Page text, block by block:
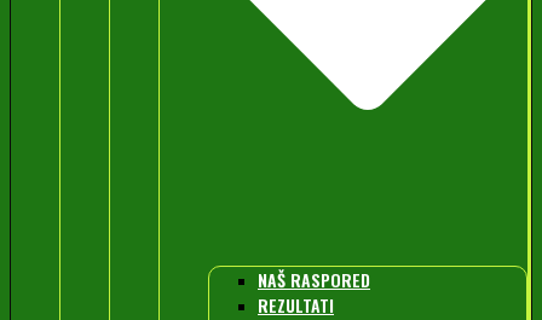
NAŠ RASPORED
REZULTATI